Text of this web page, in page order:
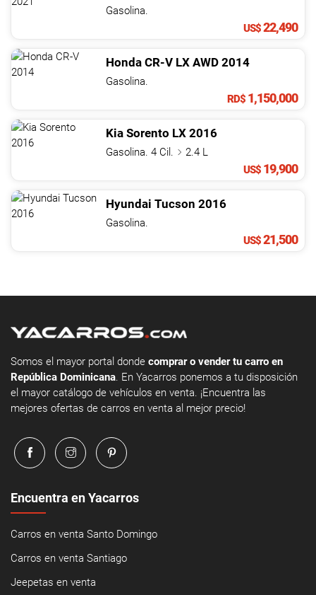
Gasolina.
US$22,490
Honda CR-V LX AWD 2014
Gasolina.
RD$ 1,150,000
Kia Sorento LX 2016
Gasolina. 4 Cil.
2.4 L
US$ 19,900
Hyundai Tucson 2016
Gasolina.
US$21,500
Somos el mayor portal donde comprar o vender tu carro en
República Dominicana. En Yacarros ponemos a tu disposición
el mayor catálogo de vehículos en venta. ¡Encuentra las
mejores ofertas de carros en venta al mejor precio!
Encuentra en Yacarros
Carros en venta Santo Domingo
Carros en venta Santiago
Jeepetas en venta